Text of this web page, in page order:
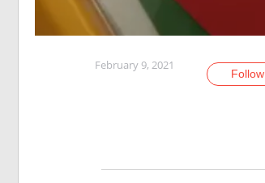
February 9, 2021
Follow